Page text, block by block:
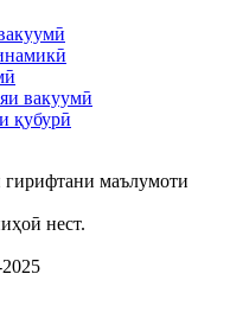
вакуумӣ
қубурӣ
маълумоти
нест.